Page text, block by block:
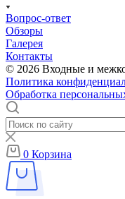
Вопрос-ответ
Обзоры
Галерея
Контакты
© 2026 Входные и
Политика
Обработка
0 Корзина